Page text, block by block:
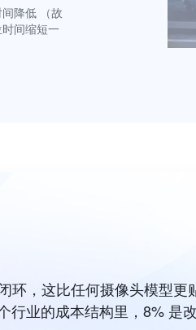
降低 （故
时间缩短一
环，这比任何摄像头模型
业的成本结构里，8% 是